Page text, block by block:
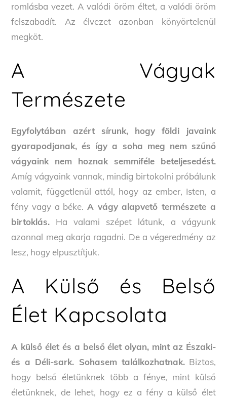
romlásba vezet. A valódi öröm éltet, a valódi öröm
felszabadít. Az élvezet azonban könyörtelenül
megköt.
A Vágyak
Természete
Egyfolytában azért sírunk, hogy földi javaink
gyarapodjanak, és így a soha meg nem szűnő
vágyaink nem hoznak semmiféle beteljesedést.
Amíg vágyaink vannak, mindig birtokolni próbálunk
valamit, függetlenül attól, hogy az ember, Isten, a
fény vagy a béke. A vágy alapvető természete a
birtoklás. Ha valami szépet látunk, a vágyunk
azonnal meg akarja ragadni. De a végeredmény az
lesz, hogy elpusztítjuk.
A Külső és Belső
Élet Kapcsolata
A külső élet és a belső élet olyan, mint az Északi-
és a Déli-sark. Sohasem találkozhatnak.Biztos,
hogy belső életünknek több a fénye, mint külső
életünknek, de lehet, hogy ez a fény a külső élet